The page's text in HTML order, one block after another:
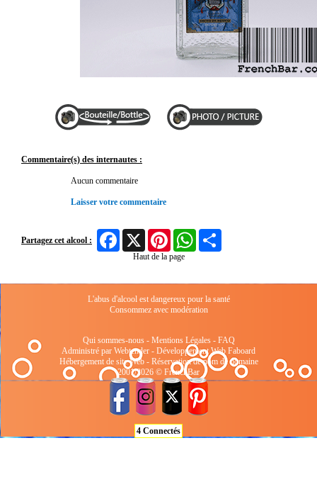
Commentaire(s) des internautes :
Aucun commentaire
Laisser votre commentaire
Partagez cet alcool :
FacebookX Pinterest WhatsApp
Haut de la page
L'abus d'alcool est dangereux pour la santé
Consommez avec modération
Qui sommes-nous- Mentions Légales- FAQ
Administré par Webtender - Développement Web Faboard
Hébergement de site Web- Réservation de nom de domaine
2001/2026 © FrenchBar
4 Connectés